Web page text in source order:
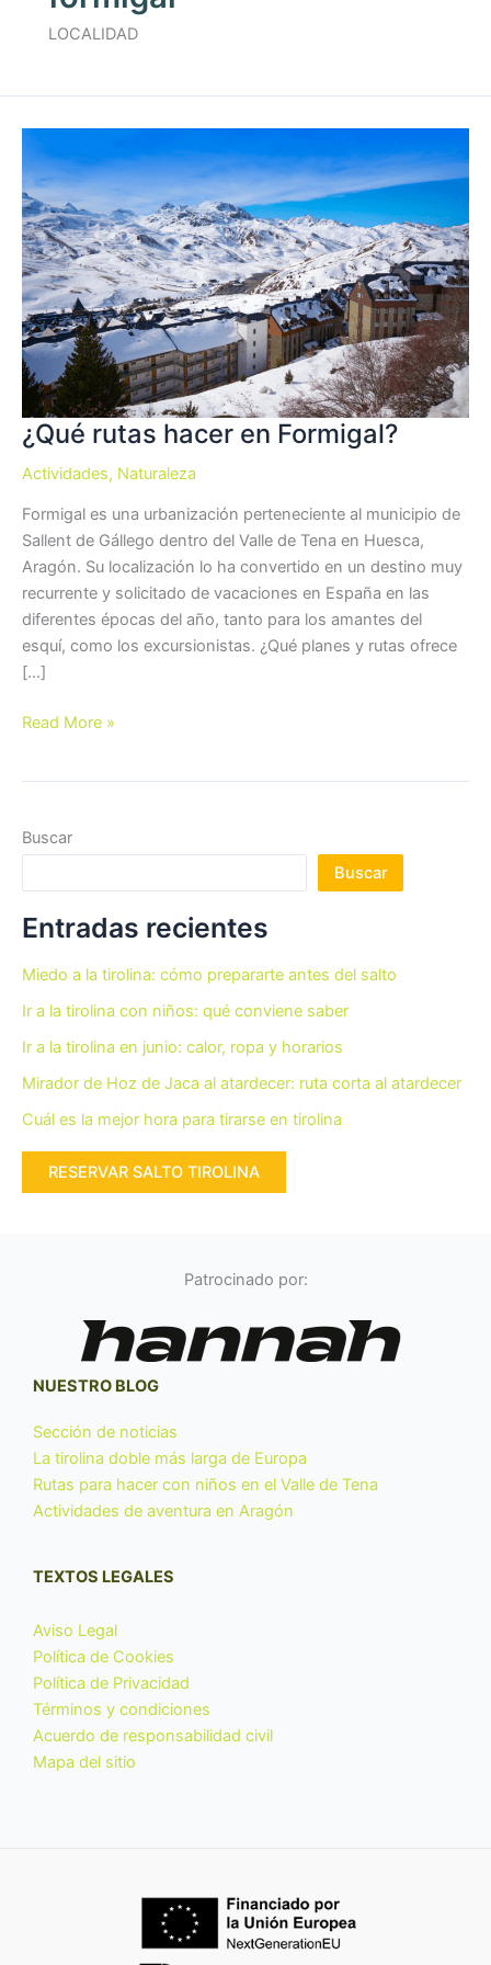
LOCALIDAD
¿Qué rutas hacer en Formigal?
Actividades, Naturaleza
Formigal es una urbanización perteneciente al municipio de
Sallent de Gállego dentro del Valle de Tena en Huesca,
Aragón. Su localización lo ha convertido en un destino muy
recurrente y solicitado de vacaciones en España en las
diferentes épocas del año, tanto para los amantes del
esquí, como los excursionistas. ¿Qué planes y rutas ofrece
[…]
¿Qué
Formigal?
Read More »
Buscar
Buscar
Entradas recientes
Miedo a la tirolina: cómo prepararte antes del salto
Ir a la tirolina con niños: qué conviene saber
Ir a la tirolina en junio: calor, ropa y horarios
Mirador de Hoz de Jaca al atardecer: ruta corta al atardecer
Cuál es la mejor hora para tirarse en tirolina
RESERVAR SALTO TIROLINA
Patrocinado por:
NUESTRO BLOG
Sección de noticias
La tirolina doble más larga de Europa
Rutas para hacer con niños en el Valle de Tena
Actividades de aventura en Aragón
TEXTOS LEGALES
Aviso Legal
Política de Cookies
Política de Privacidad
Términos y condiciones
Acuerdo de responsabilidad civil
Mapa del sitio